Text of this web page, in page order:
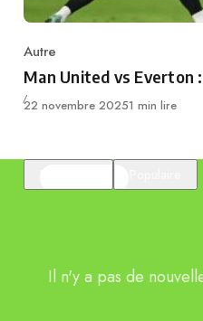
Category
Autre
Man United vs Everton
Publié
22 novembre 20251 min lire
Il n'y a pas de